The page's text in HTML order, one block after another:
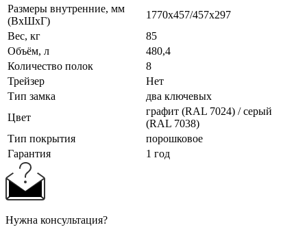
Размеры внутренние, мм
(ВхШхГ)
1770x457/457x297
Вес, кг
85
Объём, л
480,4
Количество полок
8
Трейзер
Нет
Тип замка
два ключевых
Цвет
графит (RAL 7024) / серый
(RAL 7038)
Тип покрытия
порошковое
Гарантия
1 год
Нужна консультация?